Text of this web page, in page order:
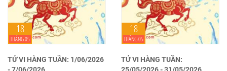
18
THÁNG 05
TỬ VI HÀNG TUẦN: 1/06/2026
18
THÁNG 05
TỬ VI HÀNG TUẦN: